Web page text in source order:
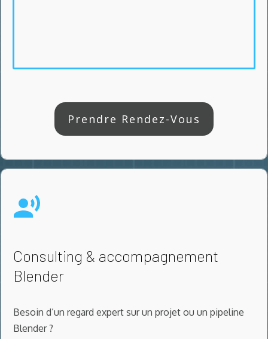
Prendre Rendez-Vous
Consulting & accompagnement
Blender
Besoin d’un regard expert sur un projet ou un pipeline
Blender ?